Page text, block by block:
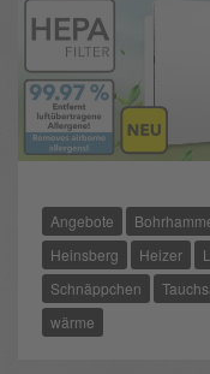
Angebote
Heinsberg
Heizer
Schnäppchen
wärme